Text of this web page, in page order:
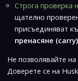
Строга проверка
щателно
присъединяват
пренасяне
Не позволявайте
Доверете се на